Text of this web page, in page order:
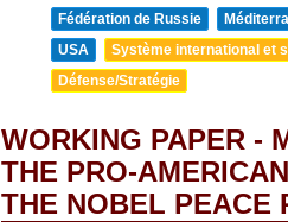
Fédération de Russie
USA
Système international et
Défense/Stratégie
WORKING PAPER -
THE PRO-
THE NOBEL PEACE